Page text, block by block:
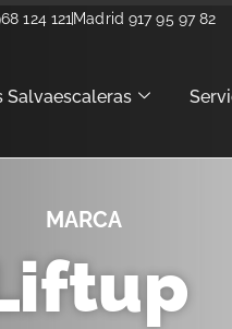
124 121 Madrid 917 95 97 82
Salvaescaleras
MARCA